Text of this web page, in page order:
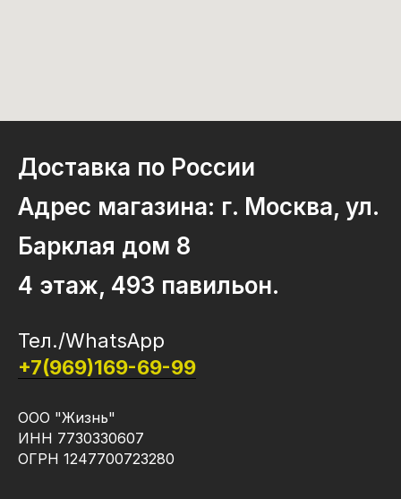
Доставка по России
Адрес магазина: г. Москва, ул.
Барклая дом 8
4 этаж, 493 павильон.
Тел./WhatsApp
+7(969)169-69-99
ООО "Жизнь"
ИНН 7730330607
ОГРН 1247700723280